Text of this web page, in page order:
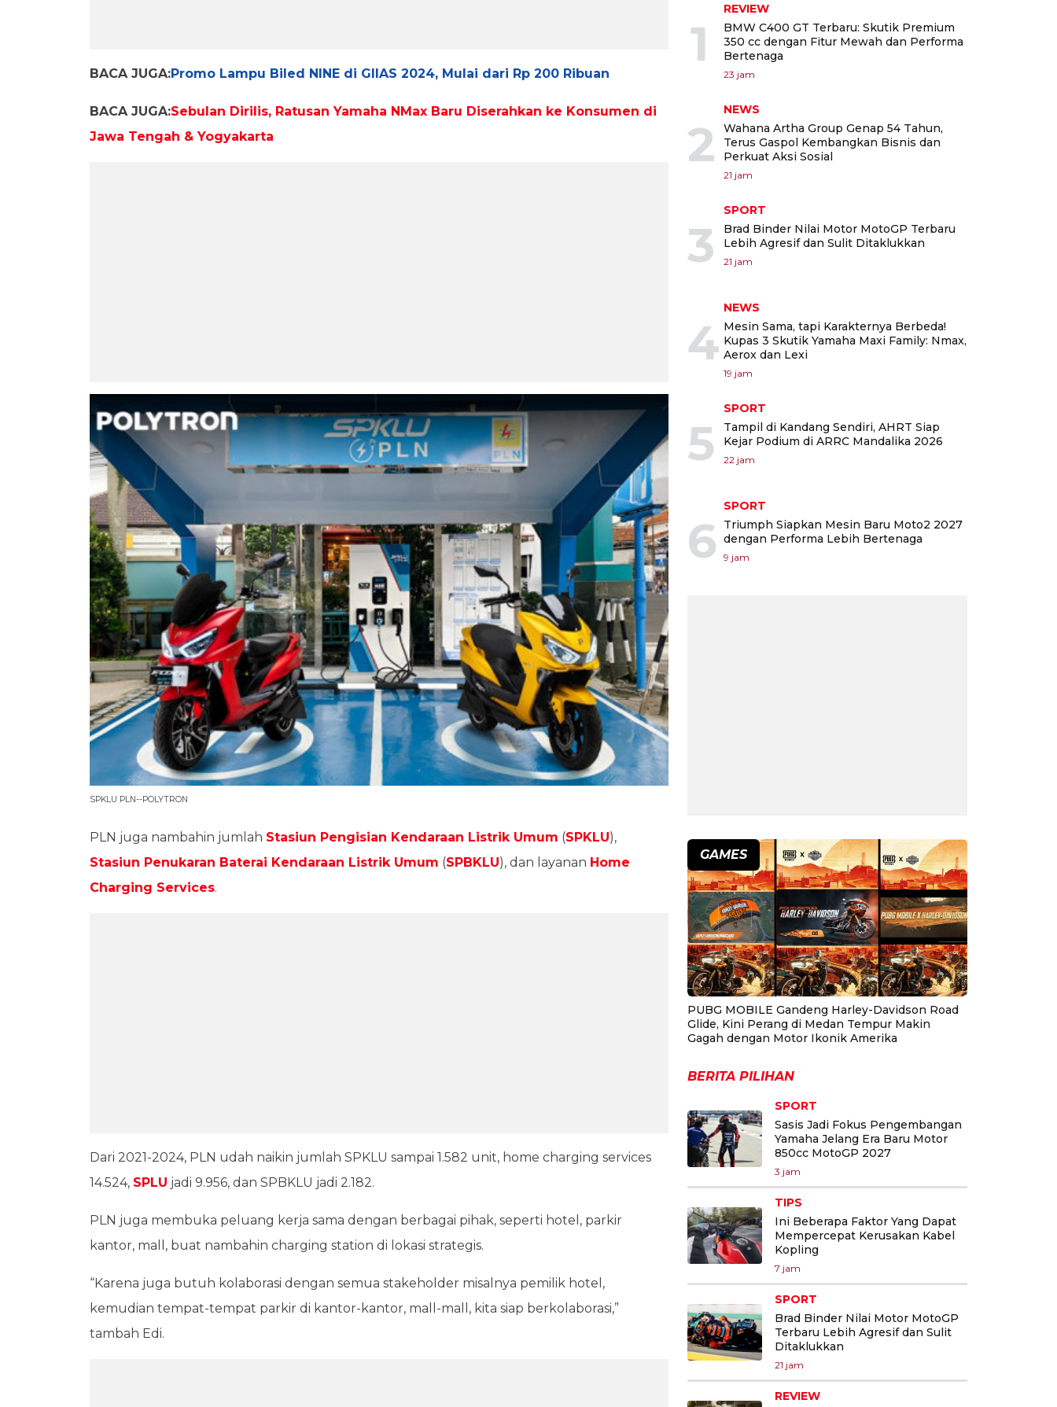
BACA JUGA:Promo Lampu Biled NINE di GIIAS 2024, Mulai dari Rp 200 Ribuan
BACA JUGA:Sebulan Dirilis, Ratusan Yamaha NMax Baru Diserahkan ke Konsumen di
Jawa Tengah & Yogyakarta
SPKLU PLN--POLYTRON
PLN juga nambahin jumlah Stasiun Pengisian Kendaraan Listrik Umum (SPKLU),
Stasiun Penukaran Baterai Kendaraan Listrik Umum (SPBKLU), dan layanan Home
Charging Services.
Dari 2021-2024, PLN udah naikin jumlah SPKLU sampai 1.582 unit, home charging services
14.524, SPLU jadi 9.956, dan SPBKLU jadi 2.182.
PLN juga membuka peluang kerja sama dengan berbagai pihak, seperti hotel, parkir
kantor, mall, buat nambahin charging station di lokasi strategis.
“Karena juga butuh kolaborasi dengan semua stakeholder misalnya pemilik hotel,
kemudian tempat-tempat parkir di kantor-kantor, mall-mall, kita siap berkolaborasi,”
tambah Edi.
1
REVIEW
BMW C400 GT Terbaru: Skutik Premium
350 cc dengan Fitur Mewah dan Performa
Bertenaga
23 jam
2
NEWS
Wahana Artha Group Genap 54 Tahun,
Terus Gaspol Kembangkan Bisnis dan
Perkuat Aksi Sosial
21 jam
3
SPORT
Brad Binder Nilai Motor MotoGP Terbaru
Lebih Agresif dan Sulit Ditaklukkan
21 jam
4
NEWS
Mesin Sama, tapi Karakternya Berbeda!
Kupas 3 Skutik Yamaha Maxi Family: Nmax,
Aerox dan Lexi
19 jam
5
SPORT
Tampil di Kandang Sendiri, AHRT Siap
Kejar Podium di ARRC Mandalika 2026
22 jam
6
SPORT
Triumph Siapkan Mesin Baru Moto2 2027
dengan Performa Lebih Bertenaga
9 jam
GAMES
PUBG MOBILE Gandeng Harley-Davidson Road
Glide, Kini Perang di Medan Tempur Makin
Gagah dengan Motor Ikonik Amerika
BERITA PILIHAN
SPORT
Sasis Jadi Fokus Pengembangan
Yamaha Jelang Era Baru Motor
850cc MotoGP 2027
3 jam
TIPS
Ini Beberapa Faktor Yang Dapat
Mempercepat Kerusakan Kabel
Kopling
7 jam
SPORT
Brad Binder Nilai Motor MotoGP
Terbaru Lebih Agresif dan Sulit
Ditaklukkan
21 jam
REVIEW